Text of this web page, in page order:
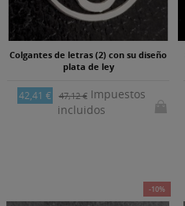
Colgantes de letras (2) con su diseño
plata de ley
42,41 € 47,12 €Impuestos
incluidos
-10%